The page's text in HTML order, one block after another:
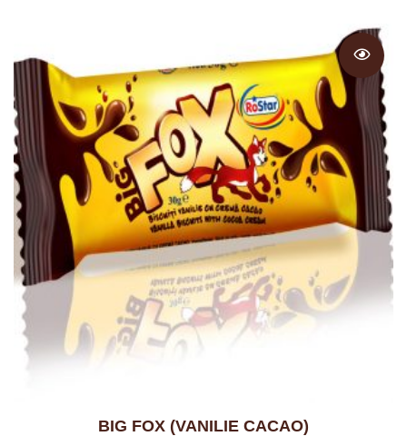
BIG FOX (VANILIE CACAO)